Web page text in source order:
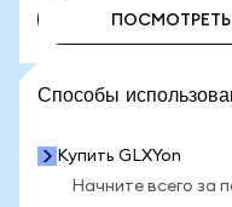
Способы
Купить GLXYon
Начните всего за